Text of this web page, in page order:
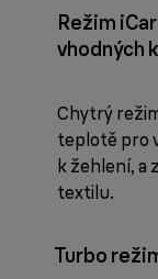
Režim
vhodných
Chytrý
teplotě pro
k žehlení, a
textilu.
Turbo